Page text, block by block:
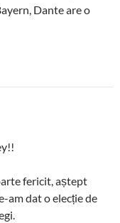
Dante are o
fericit, aștept
am dat o elecție de